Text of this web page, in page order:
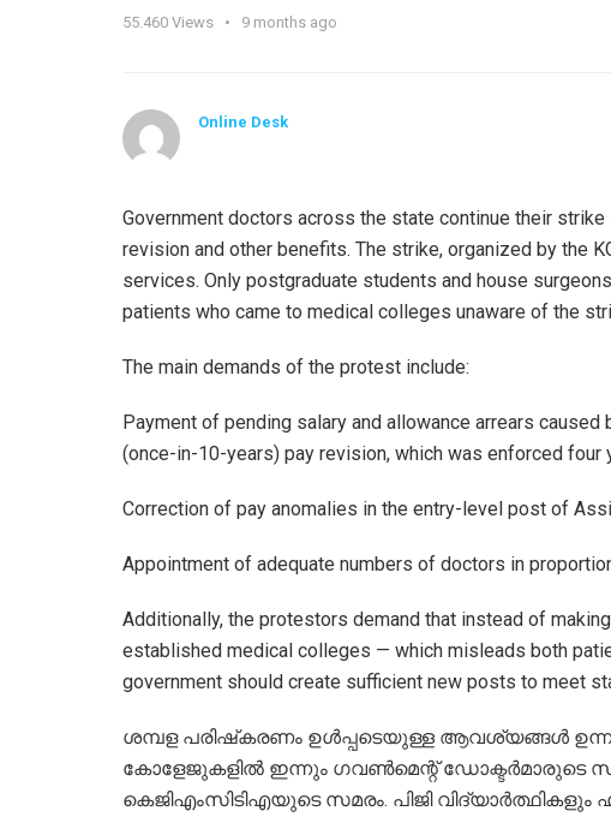
55.460 Views 9 months ago
Online Desk
Government doctors across the state continue their
revision and other benefits. The strike, organized by the
services. Only postgraduate students and house
patients who came to medical colleges unaware of the
The main demands of the protest include:
Payment of pending salary and allowance arrears
(once-in-10-years) pay revision, which was enforced four
Correction of pay anomalies in the entry-level post of
Appointment of adequate numbers of doctors in
Additionally, the protestors demand that instead of
established medical colleges — which misleads both
government should create sufficient new posts to meet
ശമ്പള പരിഷ്‌കരണം ഉൾപ്പടെയുള്ള ആവശ്യങ്ങൾ
കോളേജുകളിൽ ഇന്നും ഗവൺമെന്റ് ഡോക്ടർമാരുടെ
കെജിഎംസിടിഎയുടെ സമരം. പിജി